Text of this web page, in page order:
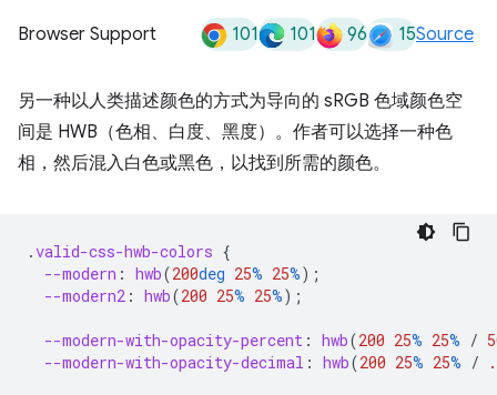
Browser Support 101 101 96 15Source
另一种以人类描述颜色的方式为导向的 sRGB 色域颜色空
间是 HWB（色相、白度、黑度）。作者可以选择一种色
相，然后混入白色或黑色，以找到所需的颜色。
.valid-css-hwb-colors {
--modern : hwb(200deg 25% 25%);
--modern2 : hwb(200 25% 25%);
--modern-with-opacity-percent : hwb(200 25% 25% /
--modern-with-opacity-decimal : hwb(200 25% 25% /